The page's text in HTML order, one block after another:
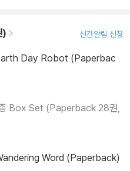
) 신간알림 신청
Day Robot (Paperbac
Box Set (Paperback 28권,
Word (Paperback)